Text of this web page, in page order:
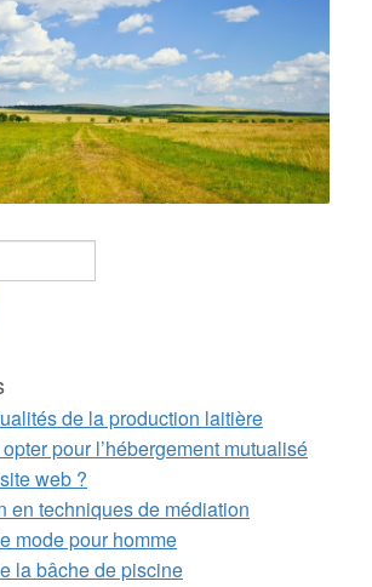
de la production laitière
pour l’hébergement mutualisé
web ?
en techniques de médiation
mode pour homme
la bâche de piscine